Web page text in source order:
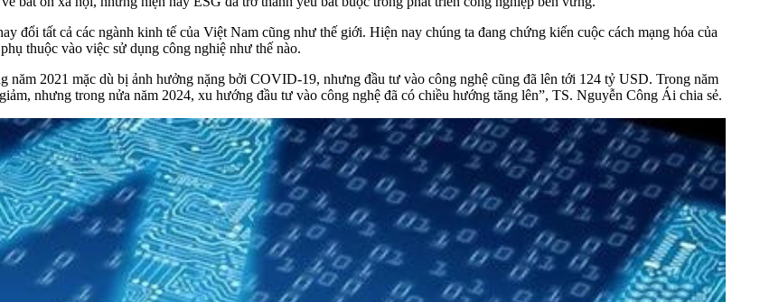
đổi tất cả các ngành kinh tế của Việt Nam cũng như thế giới. Hiện nay chúng ta đang chứng kiến cuộc cách mạng hóa của
thuộc vào việc sử dụng công nghiệ như thế nào.
năm 2021 mặc dù bị ảnh hưởng nặng bởi COVID-19, nhưng đầu tư vào công nghệ cũng đã lên tới 124 tỷ USD. Trong năm
nhưng trong nửa năm 2024, xu hướng đầu tư vào công nghệ đã có chiều hướng tăng lên”, TS. Nguyễn Công Ái chia sẻ.